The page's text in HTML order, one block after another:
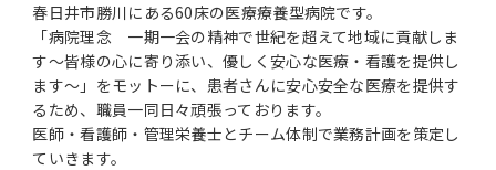
春日井市勝川にある60床の医療療養型病院です。
「病院理念 一期一会の精神で世紀を超えて地域に貢献しま
す～皆様の心に寄り添い、優しく安心な医療・看護を提供し
ます～」をモットーに、患者さんに安心安全な医療を提供す
るため、職員一同日々頑張っております。
医師・看護師・管理栄養士とチーム体制で業務計画を策定し
ていきます。